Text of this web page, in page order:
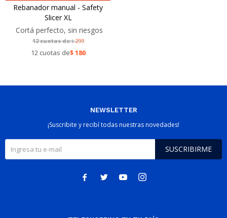
Rebanador manual - Safety
Slicer XL
Cortá perfecto, sin riesgos
12 cuotas de:$299
12 cuotas de$180
NEWSLETTER
¡Suscribite y recibí todas nuestras novedades!
SUSCRIBIRME
   